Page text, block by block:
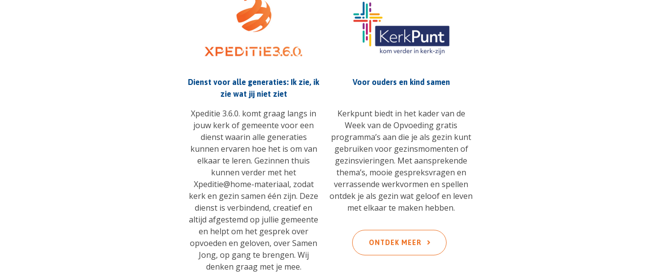
Dienst voor alle generaties: Ik zie, ik
zie wat jij niet ziet
Xpeditie 3.6.0. komt graag langs in
jouw kerk of gemeente voor een
dienst waarin alle generaties
kunnen ervaren hoe het is om van
elkaar te leren. Gezinnen thuis
kunnen verder met het
Xpeditie@home-materiaal, zodat
kerk en gezin samen één zijn. Deze
dienst is verbindend, creatief en
altijd afgestemd op jullie gemeente
en helpt om het gesprek over
opvoeden en geloven, over Samen
Jong, op gang te brengen. Wij
denken graag met je mee.
Voor ouders en kind samen
Kerkpunt biedt in het kader van de
Week van de Opvoeding gratis
programma’s aan die je als gezin kunt
gebruiken voor gezinsmomenten of
gezinsvieringen. Met aansprekende
thema’s, mooie gespreksvragen en
verrassende werkvormen en spellen
ontdek je als gezin wat geloof en leven
met elkaar te maken hebben.
ONTDEK MEER